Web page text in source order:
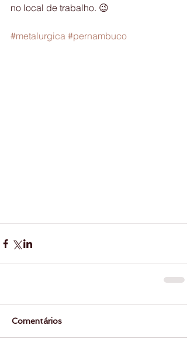
no local de trabalho. 😉
#metalurgica #pernambuco
Comentários